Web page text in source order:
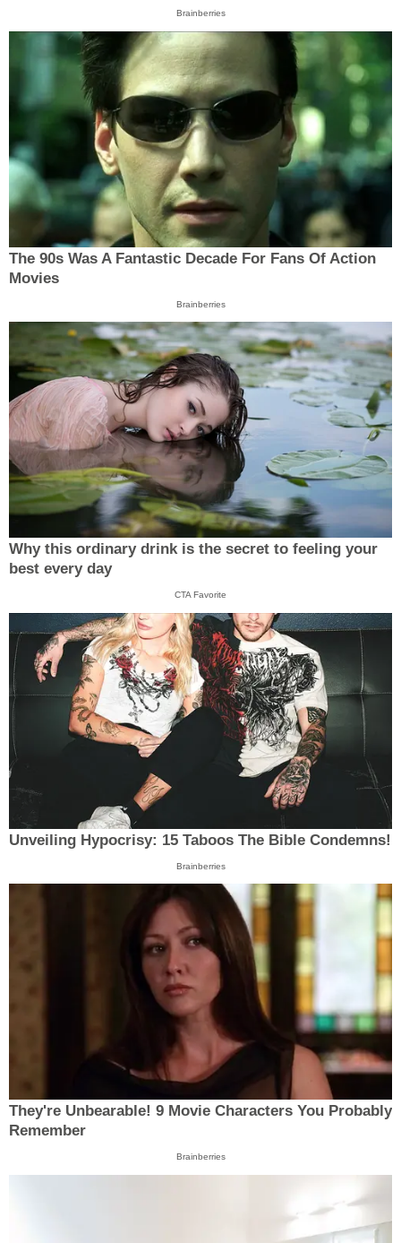
Brainberries
The 90s Was A Fantastic Decade For Fans Of Action
Movies
Brainberries
Why this ordinary drink is the secret to feeling your
best every day
CTA Favorite
Unveiling Hypocrisy: 15 Taboos The Bible Condemns!
Brainberries
They're Unbearable! 9 Movie Characters You Probably
Remember
Brainberries